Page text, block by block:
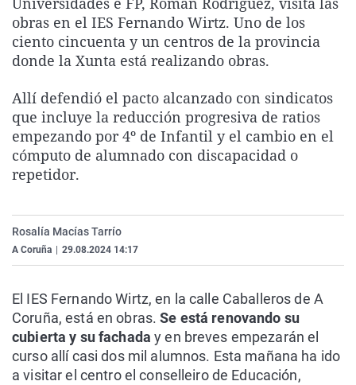
La rosa de los vientos
Gente viajera
Como el perro y el
Caso
Retornados
Equipo de
Operación Viuda
Extremadura
Galicia
La Rioja
Navarra
País Vasco
Virales
Televisión
Elecciones
obras en el IES Fernando Wirtz. Uno de los
ciento cincuenta y un centros de la provincia
donde la Xunta está realizando obras.
Allí defendió el pacto alcanzado con sindicatos
que incluye la reducción progresiva de ratios
empezando por 4º de Infantil y el cambio en el
cómputo de alumnado con discapacidad o
repetidor.
Rosalía Macías Tarrío
A Coruña 29.08.2024 14:17
El IES Fernando Wirtz, en la calle Caballeros de A
Coruña, está en obras.Se está renovando su
cubierta y su fachaday en breves empezarán el
curso allí casi dos mil alumnos. Esta mañana ha ido
a visitar el centro el conselleiro de Educación,